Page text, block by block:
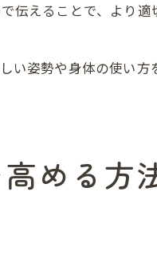
えることで、より
姿勢や身体の使い
める方